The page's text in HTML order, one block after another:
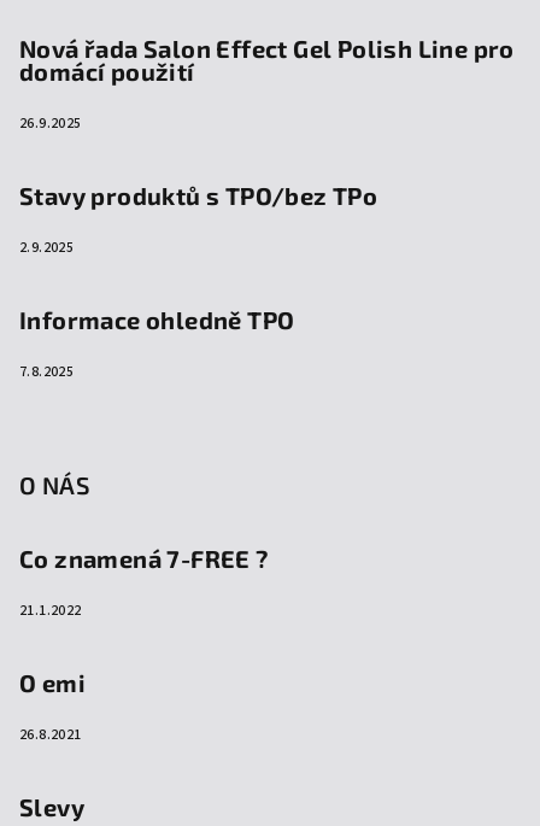
Nová řada Salon Effect Gel Polish Line pro
domácí použití
26.9.2025
Stavy produktů s TPO/bez TPo
2.9.2025
Informace ohledně TPO
7.8.2025
O NÁS
Co znamená 7-FREE ?
21.1.2022
O emi
26.8.2021
Slevy